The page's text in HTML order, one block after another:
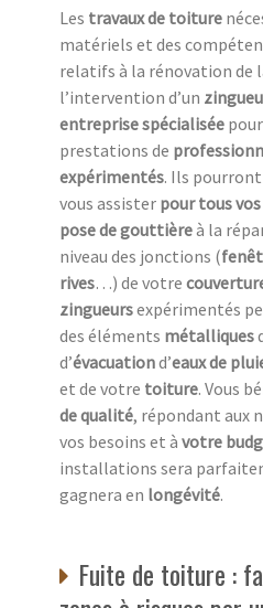
Les travaux de toiture
matériels et des
relatifs à la rénovation de
l’intervention d’un
entreprise spécialisée
prestations de
expérimentés. Ils
vous assister pour tous
pose de gouttièreà la
niveau des jonctions (
rives…) de votre
zingueursexpérimentés
des éléments métalliques
d’évacuationd’eaux de
et de votre toiture. Vous
de qualité, répondant aux
vos besoins et à votre
installations sera
gagnera en longévité.
Fuite de toiture :